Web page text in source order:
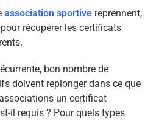
association sportivereprennent,
récupérer les certificats
bon nombre de
doivent replonger dans ce que
un certificat
il requis ? Pour quels types